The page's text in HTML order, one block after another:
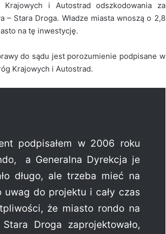
i Autostrad odszkodowania za
Stara Droga. Władze miasta wnoszą o 2,8
na tę inwestycję.
do sądu jest porozumienie podpisane w
Krajowych i Autostrad.
podpisałem w 2006 roku
a Generalna Dyrekcja je
długo, ale trzeba mieć na
uwag do projektu i cały czas
że miasto rondo na
Droga zaprojektowało,